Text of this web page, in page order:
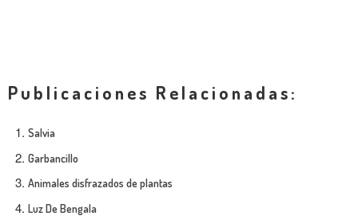
Publicaciones Relacionadas:
Salvia
Garbancillo
Animales disfrazados de plantas
Luz De Bengala